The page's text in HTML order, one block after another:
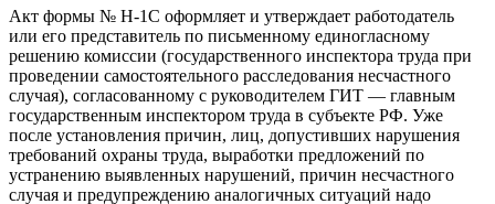
Акт формы № Н-1С оформляет и утверждает работодатель
или его представитель по письменному единогласному
решению комиссии (государственного инспектора труда при
проведении самостоятельного расследования несчастного
случая), согласованному с руководителем ГИТ — главным
государственным инспектором труда в субъекте РФ. Уже
после установления причин, лиц, допустивших нарушения
требований охраны труда, выработки предложений по
устранению выявленных нарушений, причин несчастного
случая и предупреждению аналогичных ситуаций надо